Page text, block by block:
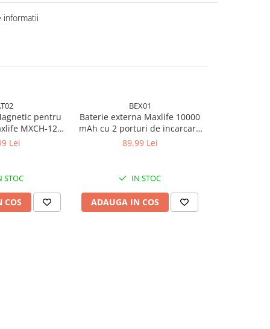
informatii
pentru
MXCH-12
Lei
STOC
COS
BEX01
Baterie externa Maxlife 10000
mAh cu 2 porturi de incarcare
- Negru
89,99 Lei
IN STOC
ADAUGA IN COS